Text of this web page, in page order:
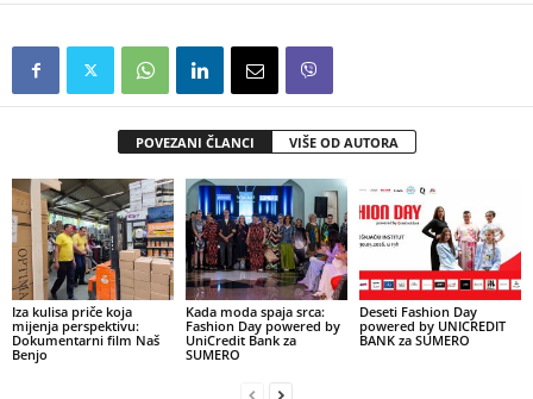
POVEZANI ČLANCI VIŠE OD AUTORA
Iza kulisa priče koja
mijenja perspektivu:
Dokumentarni film Naš
Benjo
Kada moda spaja srca:
Fashion Day powered by
UniCredit Bank za
SUMERO
Deseti Fashion Day
powered by UNICREDIT
BANK za SUMERO